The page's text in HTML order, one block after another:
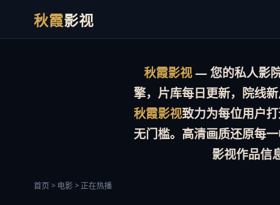
秋霞影视
秋霞影视— 您的私人影
擎，片库每日更新，院线
秋霞影视致力为每位用户
无门槛。 高清画质还原每一
影视作品信
首页 > 电影 > 正在热播